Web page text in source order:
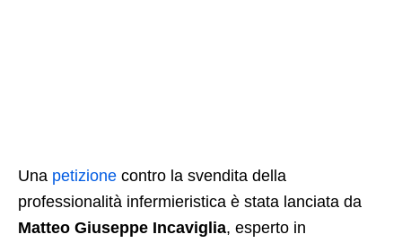
Una petizione contro la svendita della
professionalità infermieristica è stata lanciata da
Matteo Giuseppe Incaviglia, esperto in